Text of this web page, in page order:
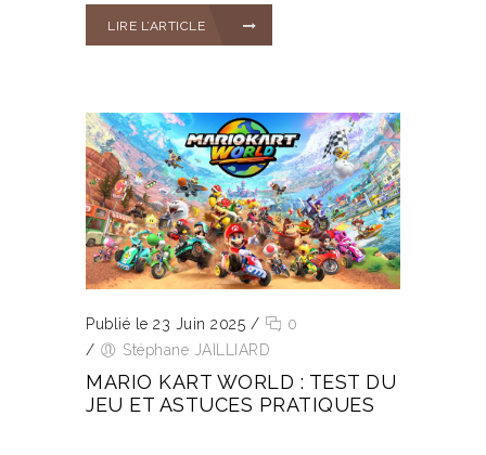
LIRE L’ARTICLE
Publié le 23 Juin 2025 /
0
/
Stéphane JAILLIARD
MARIO KART WORLD : TEST DU
JEU ET ASTUCES PRATIQUES